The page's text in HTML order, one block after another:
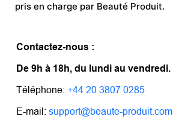
pris en charge par Beauté Produit.
Contactez-nous :
De 9h à 18h, du lundi au vendredi.
Téléphone: +44 20 3807 0285
E-mail: support@beaute-produit.com